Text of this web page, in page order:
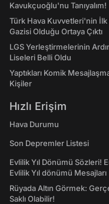
Kavukçuoğlu'nu Tanıyalım!
Türk Hava Kuvvetleri'nin İlk
Gazisi Olduğu Ortaya Çıktı
LGS Yerleştirmelerinin
Liseleri Belli Oldu
Yaptıkları Komik
Kişiler
Hızlı Erişim
Hava Durumu
Son Depremler Listesi
Evlilik Yıl Dönümü Sözleri!
Evlilik Yıl dönümü Mesajları
Rüyada Altın Görmek:
Saklı Olabilir!